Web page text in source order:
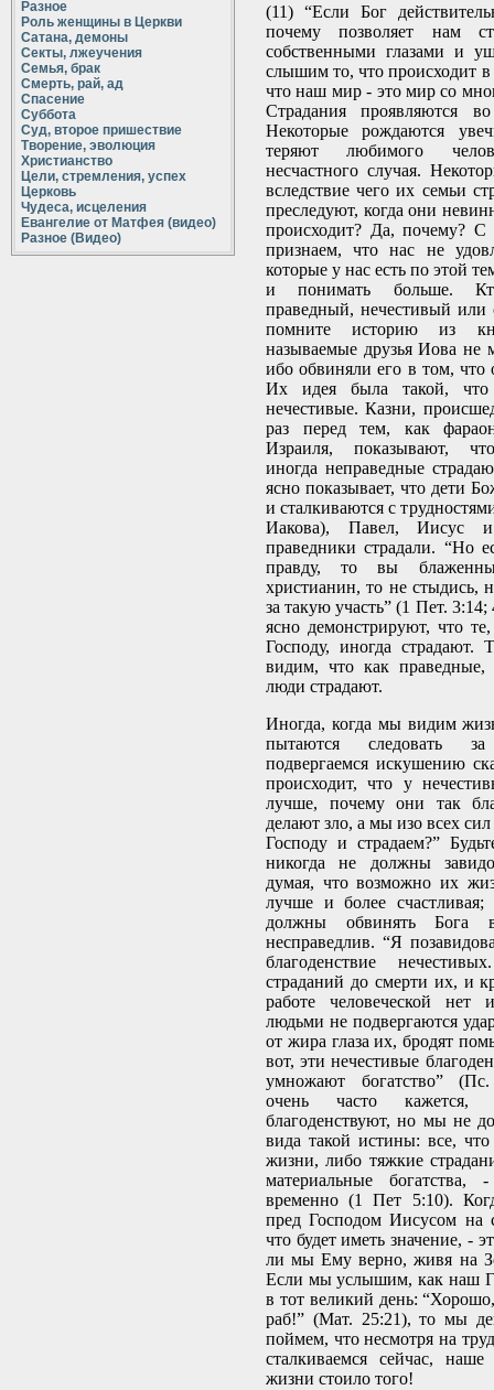
Разное
Роль женщины в Церкви
Сатана, демоны
Секты, лжеучения
Семья, брак
Смерть, рай, ад
Спасение
Суббота
Суд, второе пришествие
Творение, эволюция
Христианство
Цели, стремления, успех
Церковь
Чудеса, исцеления
Евангелие от Матфея (видео)
Разное (Видео)
(11) “Если Бог
почему позволяет нам
собственными глазами и
слышим то, что происходит
что наш мир - это мир со
Страдания проявляются
Некоторые рождаются
теряют любимого
несчастного случая.
вследствие чего их семьи
преследуют, когда они
происходит? Да, почему? С
признаем, что нас не
которые у нас есть по этой
и понимать больше.
праведный, нечестивый или
помните историю из
называемые друзья Иова не
ибо обвиняли его в том, что
Их идея была такой, что
нечестивые. Казни,
раз перед тем, как
Израиля, показывают,
иногда неправедные
ясно показывает, что дети
и сталкиваются с
Иакова), Павел, Иисус
праведники страдали. “Но
правду, то вы
христианин, то не стыдись,
за такую участь” (1 Пет.
ясно демонстрируют, что
Господу, иногда страдают.
видим, что как праведные,
люди страдают.
Иногда, когда мы видим
пытаются следовать
подвергаемся искушению
происходит, что у
лучше, почему они так
делают зло, а мы изо всех
Господу и страдаем?”
никогда не должны
думая, что возможно их
лучше и более
должны обвинять
несправедлив. “Я
благоденствие
страданий до смерти их, и
работе человеческой
людьми не подвергаются
от жира глаза их, бродят
вот, эти нечестивые
умножают богатство”
очень часто кажется,
благоденствуют, но мы не
вида такой истины: все,
жизни, либо тяжкие
материальные
временно (1 Пет 5:10).
пред Господом Иисусом на
что будет иметь значение, -
ли мы Ему верно, живя на
Если мы услышим, как наш
в тот великий день:
раб!” (Мат. 25:21), то мы
поймем, что несмотря на
сталкиваемся сейчас,
жизни стоило того!